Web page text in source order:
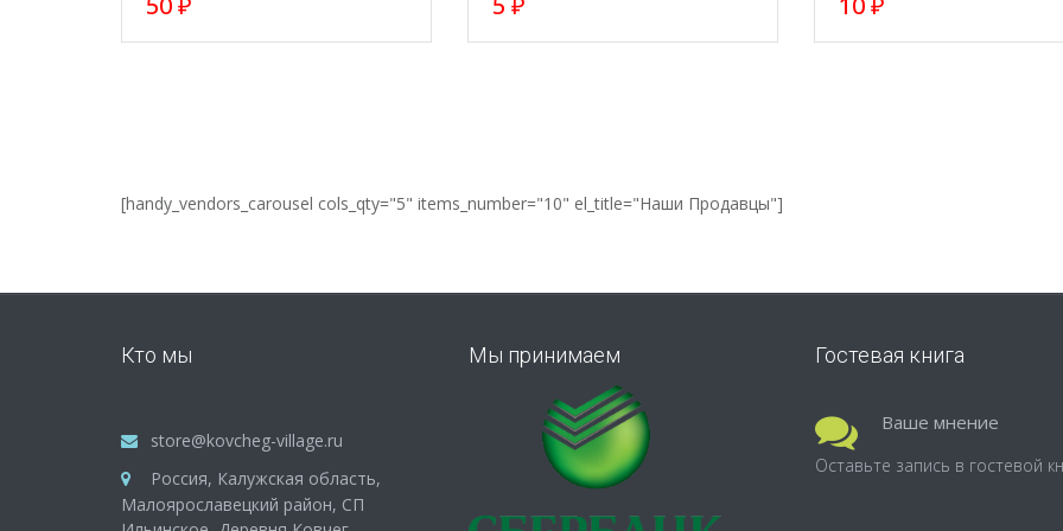
[handy_vendors_carousel cols_qty="5" items_number="10" el_title="Наши Продавцы"]
Кто мы
store@kovcheg-village.ru
Россия, Калужская область,
Малоярославецкий район, СП
Мы принимаем Гостевая книга
Ваше мнение
Оставьте запись в гостевой